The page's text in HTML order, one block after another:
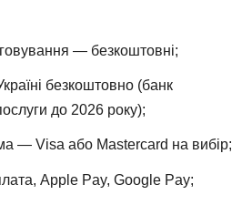
— безкоштовні;
безкоштовно (банк
до 2026 року);
— Visa або Mastercard на вибір;
Apple Pay, Google Pay;